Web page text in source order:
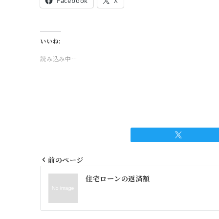
いいね:
読み込み中…
投
ナ
前のページ
住宅ローンの返済額